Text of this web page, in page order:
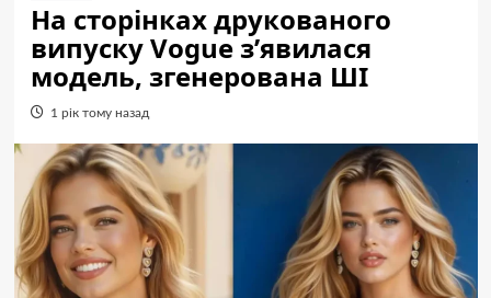
На сторінках друкованого
випуску Vogue з’явилася
модель, згенерована ШІ
1 рік тому назад